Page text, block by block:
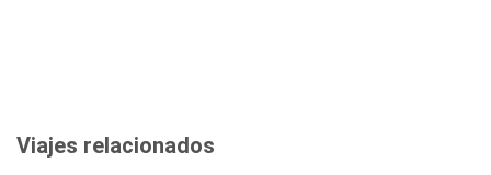
Viajes relacionados